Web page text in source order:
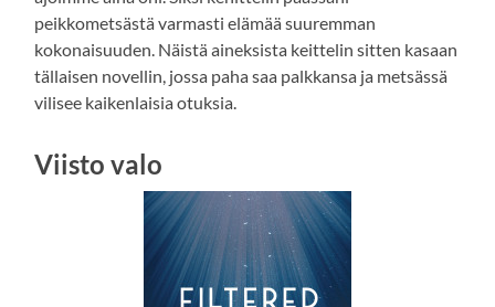
peikkometsästä varmasti elämää suuremman
kokonaisuuden. Näistä aineksista keittelin sitten kasaan
tällaisen novellin, jossa paha saa palkkansa ja metsässä
vilisee kaikenlaisia otuksia.
Viisto valo